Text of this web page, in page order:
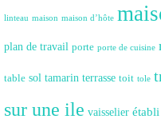
linteau maison maison d’hôte
plan de travail porte porte de cuisine
table sol tamarin terrasse toit tole
sur une ile vaisselier établi